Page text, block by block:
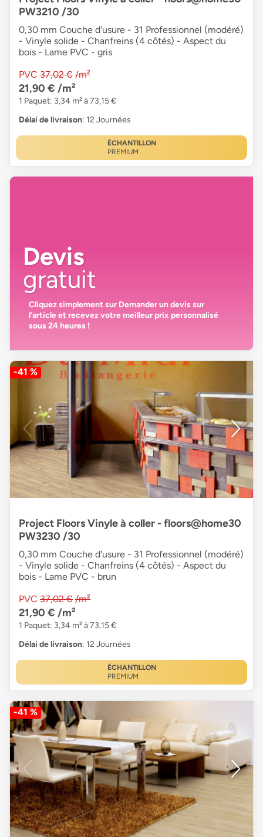
PW3210 /30
0,30 mm Couche d'usure - 31 Professionnel (modéré)
- Vinyle solide - Chanfreins (4 côtés) - Aspect du
bois - Lame PVC - gris
PVC 37,02 € /m²
21,90 € /m²
1 Paquet: 3,34 m² à 73,15 €
Délai de livraison: 12 Journées
ÉCHANTILLON
PREMIUM
Devis
gratuit
Cliquez simplement sur Demander un devissur
l’article et recevez votremeilleur prix personnalisé
sous 24 heures !
-41 %
Project Floors Vinyle à coller - floors@home30
PW3230 /30
0,30 mm Couche d'usure - 31 Professionnel (modéré)
- Vinyle solide - Chanfreins (4 côtés) - Aspect du
bois - Lame PVC - brun
PVC 37,02 € /m²
21,90 € /m²
1 Paquet: 3,34 m² à 73,15 €
Délai de livraison: 12 Journées
ÉCHANTILLON
PREMIUM
-41 %